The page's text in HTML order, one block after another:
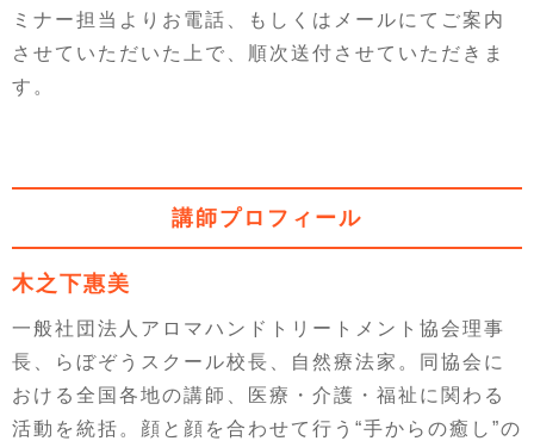
ミナー担当よりお電話、もしくはメールにてご案内
させていただいた上で、順次送付させていただきま
す。
講師プロフィール
木之下惠美
一般社団法人アロマハンドトリートメント協会理事
長、らぼぞうスクール校長、自然療法家。同協会に
おける全国各地の講師、医療・介護・福祉に関わる
活動を統括。顔と顔を合わせて行う“手からの癒し”の